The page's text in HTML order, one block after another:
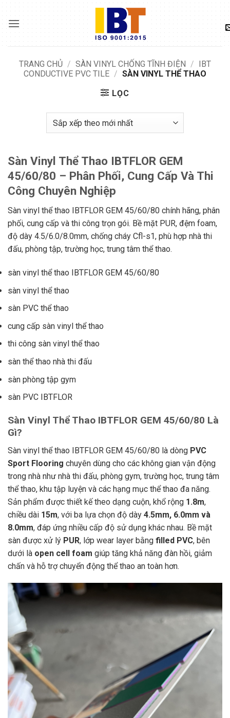
Skip
to
content
TRANG CHỦ / SÀN VINYL CHỐNG TĨNH ĐIỆN / IBT
CONDUCTIVE PVC TILE / SÀN VINYL THỂ THAO
LỌC
Sàn Vinyl Thể Thao IBTFLOR GEM
45/60/80 – Phân Phối, Cung Cấp Và Thi
Công Chuyên Nghiệp
Sàn vinyl thể thao IBTFLOR GEM 45/60/80 chính hãng, phân
phối, cung cấp và thi công trọn gói. Bề mặt PUR, đệm foam,
độ dày 4.5/6.0/8.0mm, chống cháy Cfl-s1, phù hợp nhà thi
đấu, phòng tập, trường học, trung tâm thể thao.
sàn vinyl thể thao IBTFLOR GEM 45/60/80
sàn vinyl thể thao
sàn PVC thể thao
cung cấp sàn vinyl thể thao
thi công sàn vinyl thể thao
sàn thể thao nhà thi đấu
sàn phòng tập gym
sàn PVC IBTFLOR
Sàn Vinyl Thể Thao IBTFLOR GEM 45/60/80 Là
Gì?
Sàn vinyl thể thao IBTFLOR GEM 45/60/80 là dòng PVC
Sport Flooring chuyên dùng cho các không gian vận động
trong nhà như nhà thi đấu, phòng gym, trường học, trung tâm
thể thao, khu tập luyện và các hạng mục thể thao đa năng.
Sản phẩm được thiết kế theo dạng cuộn, khổ rộng 1.8m,
chiều dài 15m, với ba lựa chọn độ dày 4.5mm, 6.0mm và
8.0mm, đáp ứng nhiều cấp độ sử dụng khác nhau. Bề mặt
sàn được xử lý PUR, lớp wear layer bằng filled PVC, bên
dưới là open cell foam giúp tăng khả năng đàn hồi, giảm
chấn và hỗ trợ chuyển động thể thao an toàn hơn.